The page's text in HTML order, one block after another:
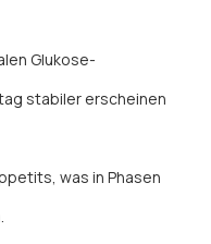
Glukose-
stabiler erscheinen
was in Phasen